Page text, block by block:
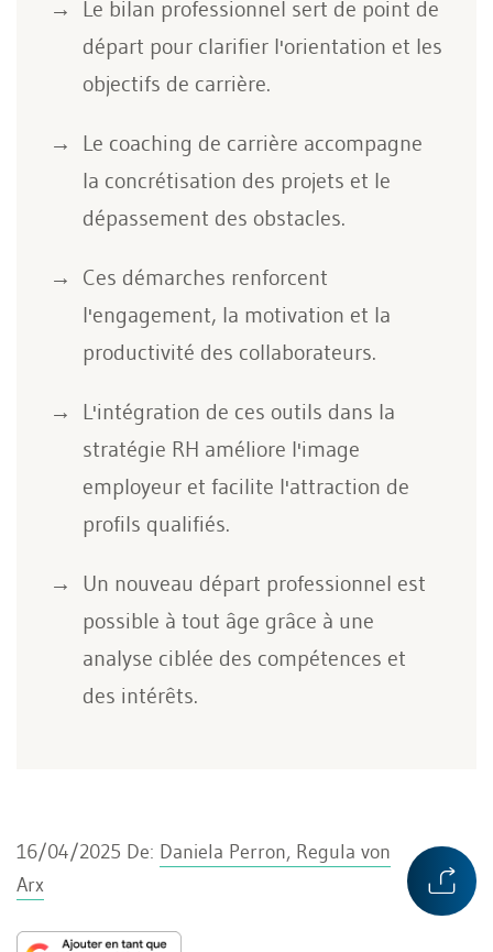
Le bilan professionnel sert de point de
départ pour clarifier l'orientation et les
objectifs de carrière.
Le coaching de carrière accompagne
la concrétisation des projets et le
dépassement des obstacles.
Ces démarches renforcent
l'engagement, la motivation et la
productivité des collaborateurs.
L'intégration de ces outils dans la
stratégie RH améliore l'image
employeur et facilite l'attraction de
profils qualifiés.
Un nouveau départ professionnel est
possible à tout âge grâce à une
analyse ciblée des compétences et
des intérêts.
16/04/2025 De: Daniela Perron, Regula von
Arx